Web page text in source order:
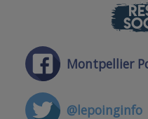
Montpellier
@lepoinginfo